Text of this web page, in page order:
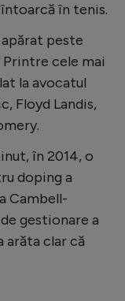
în tenis.
peste
cele mai
la avocatul
Floyd Landis,
în 2014, o
doping a
Cambell-
gestionare a
arăta clar că